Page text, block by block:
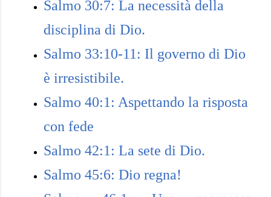
Salmo 30:7: La necessità della
disciplina di Dio.
Salmo 33:10-11: Il governo di Dio
è irresistibile.
Salmo 40:1: Aspettando la risposta
con fede
Salmo 42:1: La sete di Dio.
Salmo 45:6: Dio regna!